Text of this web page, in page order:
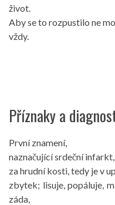
život.
Aby se to rozpustilo ne
vždy.
Příznaky a
První znamení,
naznačující srdeční
za hrudní kosti, tedy je v
zbytek; lisuje, popáluje,
záda,